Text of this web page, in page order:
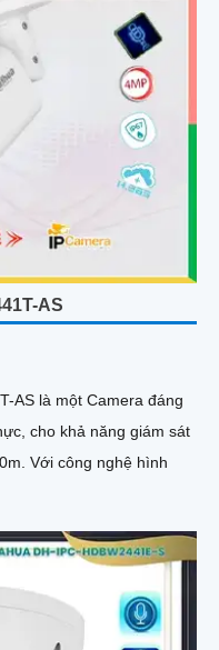
AS
AS là một Camera đáng
cho khả năng giám sát